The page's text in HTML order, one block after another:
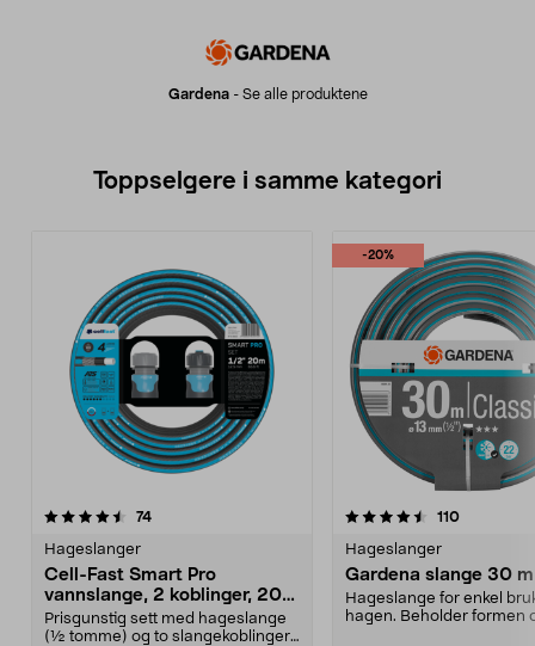
Gardena- Se alle produktene
Toppselgere i samme kategori
74anmeldelser
Hageslanger
Cell-Fast Smart Pro
vannslange, 2 koblinger, 20
m
Prisgunstig sett med hageslange
(½ tomme) og to slangekoblinger.
-20%
4.5 av 5 stjerner 110
Hageslanger
Gardena slange 30 m
Hageslange for enkel
hagen. Beholder formen
4.5 av 5 stjerner